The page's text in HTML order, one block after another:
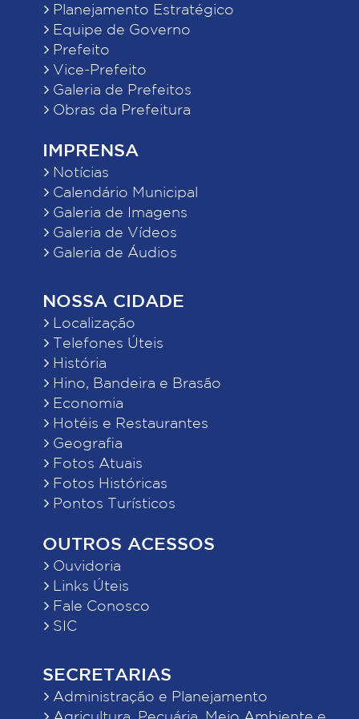
Planejamento Estratégico
Equipe de Governo
Prefeito
Vice-Prefeito
Galeria de Prefeitos
Obras da Prefeitura
IMPRENSA
Notícias
Calendário Municipal
Galeria de Imagens
Galeria de Vídeos
Galeria de Áudios
NOSSA CIDADE
Localização
Telefones Úteis
História
Hino, Bandeira e Brasão
Economia
Hotéis e Restaurantes
Geografia
Fotos Atuais
Fotos Históricas
Pontos Turísticos
OUTROS ACESSOS
Ouvidoria
Links Úteis
Fale Conosco
SIC
SECRETARIAS
Administração e Planejamento